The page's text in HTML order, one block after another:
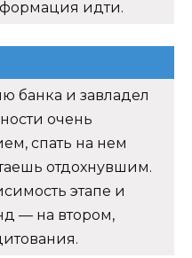
идти.
банка и завладел
очень
спать на нем
отдохнувшим.
этапе и
— на втором,